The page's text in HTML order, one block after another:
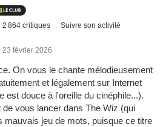
2 864 critiques Suivre son activité
23 février 2026
On vous le chante mélodieusement
et légalement sur Internet
est douce à l'oreille du cinéphile...).
vous lancer dans The Wiz (qui
mauvais jeu de mots, puisque ce titre